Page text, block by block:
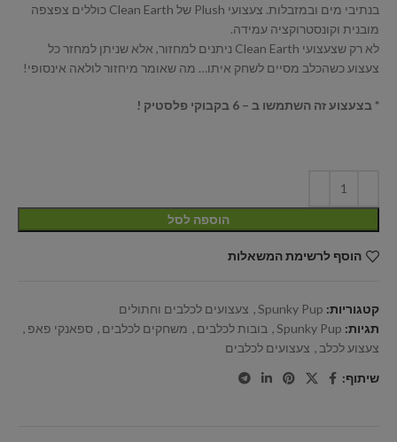
בנתיבי מים ובמזבלות. צעצועי Plush של Clean Earth כוללים צפצפה
מובנית וקונסטרוקציה עמידה.
לא רק שצעצועי Clean Earth ניתנים למחזור, אלא שניתן למחזר כל
צעצוע כשהכלב מסיים לשחק איתו… מה שאומר מיחזור לולאה אינסופי!
* בצעצוע זה השתמשו ב – 6 בקבוקי פלסטיק !
הוספה לסל
הוסף לרשימת המשאלות
קטגוריות: Spunky Pup
, צעצועים לכלבים וחתולים
תגיות: Spunky Pup
, בובות לכלבים , משחקים לכלבים , ספאנקי פאפ ,
צעצוע לכלב , צעצועים לכלבים
שיתוף: